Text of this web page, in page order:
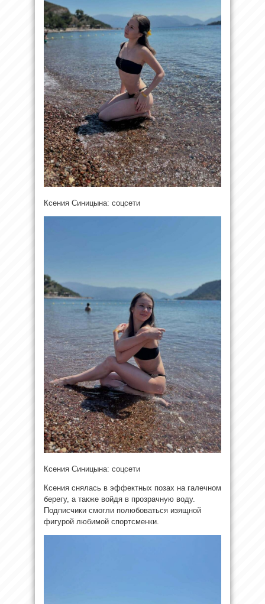
Ксения Синицына: соцсети
Ксения Синицына: соцсети
Ксения снялась в эффектных позах на галечном
берегу, а также войдя в прозрачную воду.
Подписчики смогли полюбоваться изящной
фигурой любимой спортсменки.